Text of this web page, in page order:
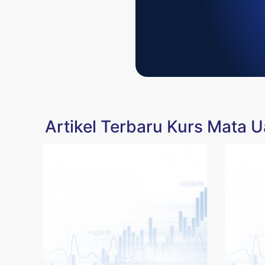
Artikel Terbaru Kurs Mata